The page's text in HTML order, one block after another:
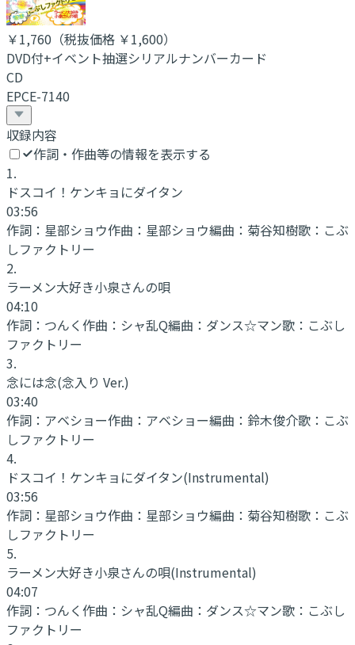
￥1,760 （税抜価格 ￥1,600）
DVD付+イベント抽選シリアルナンバーカード
CD
EPCE-7140
収録内容
作詞・作曲等の情報を表示する
1.
ドスコイ！ケンキョにダイタン
03:56
作詞： 星部ショウ作曲： 星部ショウ編曲： 菊谷知樹歌： こぶ
しファクトリー
2.
ラーメン大好き小泉さんの唄
04:10
作詞： つんく作曲： シャ乱Q編曲： ダンス☆マン歌： こぶし
ファクトリー
3.
念には念(念入り Ver.)
03:40
作詞： アベショー作曲： アベショー編曲： 鈴木俊介歌： こぶ
しファクトリー
4.
ドスコイ！ケンキョにダイタン(Instrumental)
03:56
作詞： 星部ショウ作曲： 星部ショウ編曲： 菊谷知樹歌： こぶ
しファクトリー
5.
ラーメン大好き小泉さんの唄(Instrumental)
04:07
作詞： つんく作曲： シャ乱Q編曲： ダンス☆マン歌： こぶし
ファクトリー